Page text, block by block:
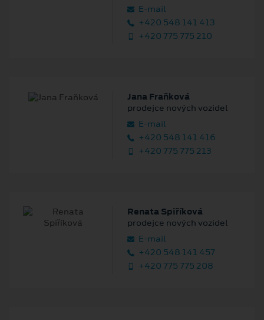
E‑mail
+420 548 141 413
+420 775 775 210
Jana Fraňková
prodejce nových vozidel
E‑mail
+420 548 141 416
+420 775 775 213
Renata Spiříková
prodejce nových vozidel
E‑mail
+420 548 141 457
+420 775 775 208